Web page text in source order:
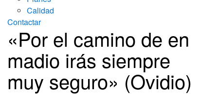
Calidad
Contactar
«Por el camino de en
madio irás siempre
muy seguro» (Ovidio)